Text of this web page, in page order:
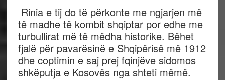
Rinia e tij do të përkonte me ngjarjen më
të madhe të kombit shqiptar por edhe me
turbullirat më të mëdha historike. Bëhet
fjalë për pavarësinë e Shqipërisë më 1912
dhe coptimin e saj prej fqinjëve sidomos
shkëputja e Kosovës nga shteti mëmë.